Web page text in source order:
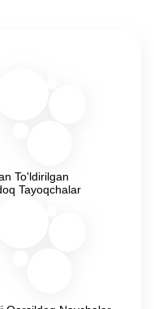
To'ldirilgan
Tayoqchalar